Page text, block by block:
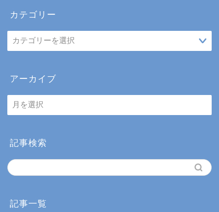
カテゴリー
アーカイブ
ア
ー
ブ
記事検索
記事一覧